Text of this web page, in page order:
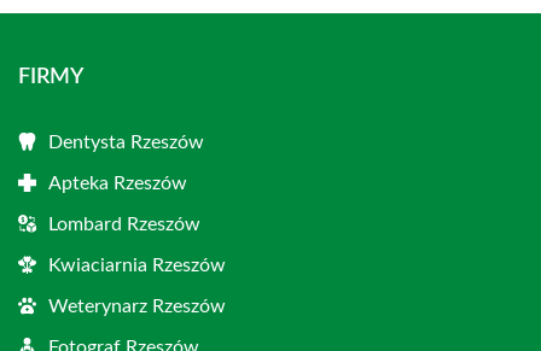
FIRMY
Dentysta Rzeszów
Apteka Rzeszów
Lombard Rzeszów
Kwiaciarnia Rzeszów
Weterynarz Rzeszów
Fotograf Rzeszów